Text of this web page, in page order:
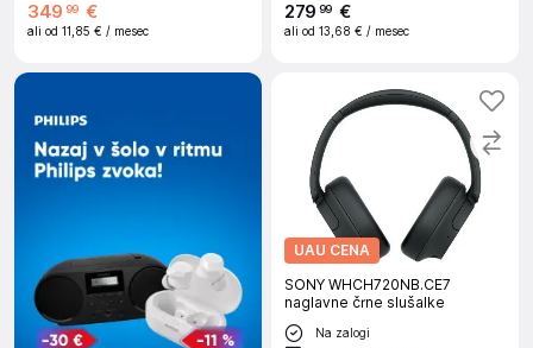
349 99 €
ali od 11,85 € / mesec
279 99 €
ali od 13,68 € / mesec
UAU CENA
SONY WHCH720NB.CE7
naglavne črne slušalke
Na zalogi